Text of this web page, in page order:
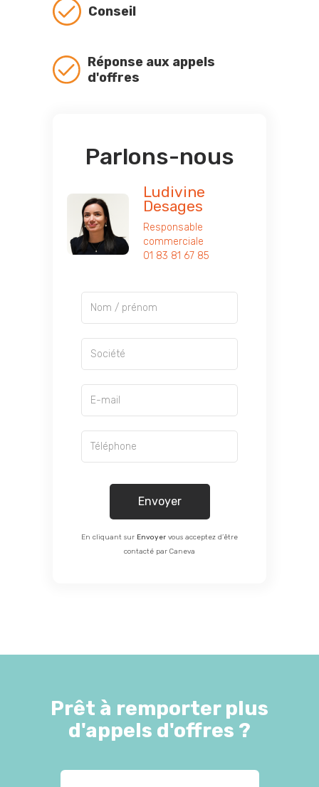
Conseil
Réponse aux appels
d'offres
Parlons-nous
Ludivine
Desages
Responsable
commerciale
01 83 81 67 85
En cliquant sur Envoyer vous acceptez d’être
contacté par Caneva
Prêt à remporter plus
d'appels d'offres ?